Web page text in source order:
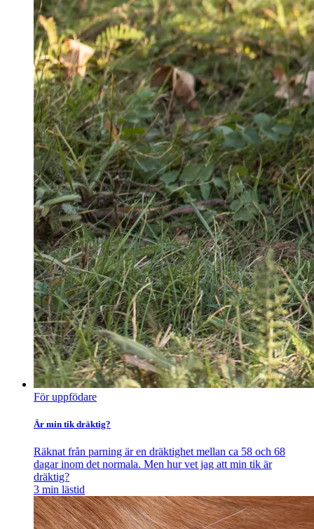
För uppfödare
Är min tik dräktig?
Räknat från parning är en dräktighet mellan ca 58 och 68
dagar inom det normala. Men hur vet jag att min tik är
dräktig?
3 min lästid